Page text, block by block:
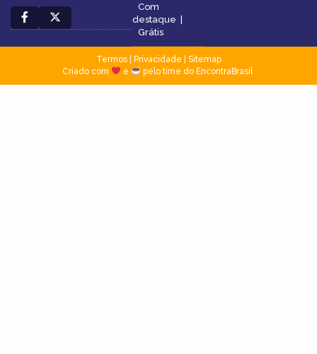
Com
destaque |
Grátis
Termos| Privacidade
Sitemap
Criado com
e pelo time do EncontraBrasil